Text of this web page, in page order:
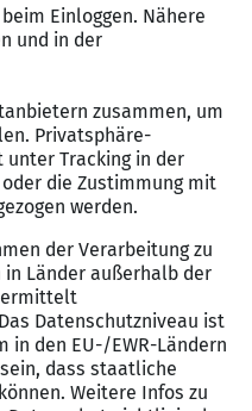
und professionellen
im Bereich
zu sammeln.
mit